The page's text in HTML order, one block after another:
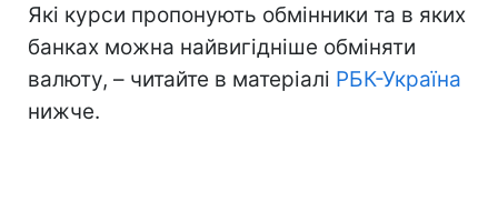
Які курси пропонують обмінники та в яких
банках можна найвигідніше обміняти
валюту, – читайте в матеріалі РБК-Україна
нижче.